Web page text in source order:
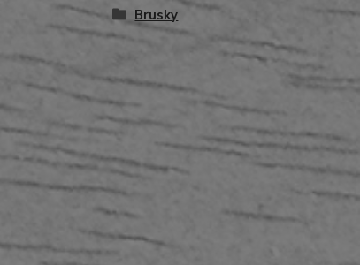
Brusky